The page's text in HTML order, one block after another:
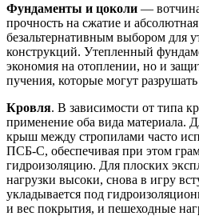
Фундаменты и цоколи —
прочность на сжатие и
безальтернативным выбором для
конструкций. Утепленный
экономия на отоплении, но и
пучения, которые могут
Кровля. В зависимости от типа
применение оба вида материала.
крыш между стропилами часто
ПСБ-С, обеспечивая при этом
гидроизоляцию. Для плоских
нагрузки высоки, снова в игру
укладывается под
и вес покрытия, и пешеходные